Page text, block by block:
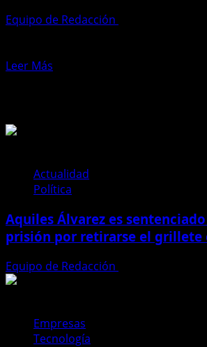
Equipo de Redacción
Leer Más
Gobierno
cambia
en
cinco
provincias
clave
Actualidad
Política
Aquiles Álvarez es
prisión por retirarse el grillete
Equipo de Redacción
Empresas
Tecnología